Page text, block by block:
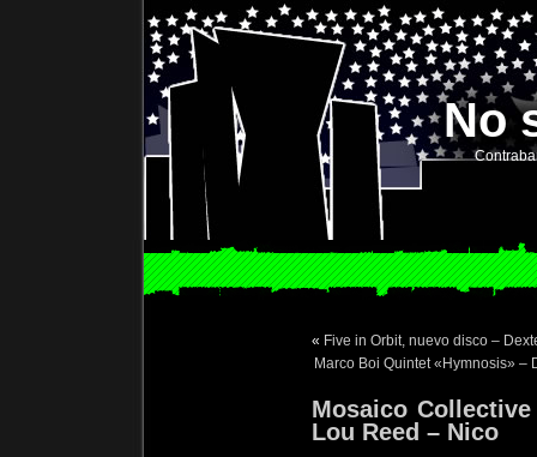
No
« Five in Orbit, nuevo disco –
Marco Boi Quintet «Hymnosis» –
Mosaico
Lou Reed – Nico